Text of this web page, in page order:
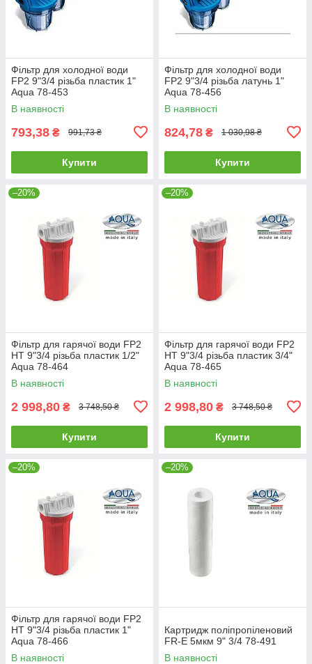
Фільтр для холодної води
FP2 9"3/4 різьба пластик 1"
Aqua 78-453
В наявності
793,38 ₴ 991,73 ₴
Купити
Фільтр для холодної води
FP2 9"3/4 різьба латунь 1"
Aqua 78-456
В наявності
824,78 ₴ 1 030,98 ₴
Купити
–20%
Фільтр для гарячої води FP2
HT 9"3/4 різьба пластик 1/2"
Aqua 78-464
В наявності
2 998,80 ₴ 3 748,50 ₴
Купити
–20%
Фільтр для гарячої води FP2
HT 9"3/4 різьба пластик 3/4"
Aqua 78-465
В наявності
2 998,80 ₴ 3 748,50 ₴
Купити
–20%
Фільтр для гарячої води FP2
HT 9"3/4 різьба пластик 1"
Aqua 78-466
В наявності
–20%
Картридж поліпропіленовий
FR-E 5мкм 9" 3/4 78-491
В наявності